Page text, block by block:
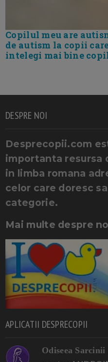
Copilul meu are
de autism la copii
intelegi mai bine
DESPRE NOI
Desprecopii.com
importanta resursa
in limba romana
celor care doresc
categorie.
Mai multe despre
APLICATII DESPRECOPII
Odiseea